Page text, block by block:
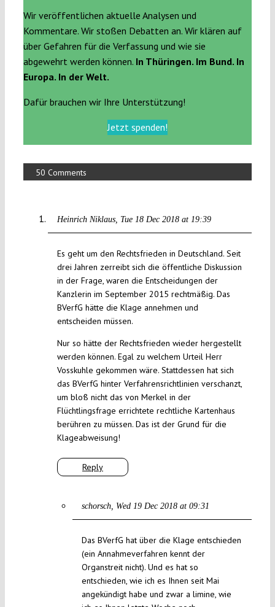
Wir veröffentlichen aktuelle Analysen und
Kommentare. Wir stoßen Debatten an. Wir klären auf
über Gefahren für die Verfassung und wie sie
abgewehrt werden können. In Thüringen. Im Bund. In
Europa. In der Welt.
Dafür brauchen wir Ihre Unterstützung!
Jetzt spenden!
50 Comments
Heinrich Niklaus Tue 18 Dec 2018 at 19:39
Reply
Es geht um den Rechtsfrieden in Deutschland. Seit
drei Jahren zerreibt sich die öffentliche Diskussion
in der Frage, waren die Entscheidungen der
Kanzlerin im September 2015 rechtmäßig. Das
BVerfG hätte die Klage annehmen und
entscheiden müssen.
Nur so hätte der Rechtsfrieden wieder hergestellt
werden können. Egal zu welchem Urteil Herr
Vosskuhle gekommen wäre. Stattdessen hat sich
das BVerfG hinter Verfahrensrichtlinien verschanzt,
um bloß nicht das von Merkel in der
Flüchtlingsfrage errichtete rechtliche Kartenhaus
berühren zu müssen. Das ist der Grund für die
Klageabweisung!
schorsch Wed 19 Dec 2018 at 09:31
Das BVerfG hat über die Klage entschieden
(ein Annahmeverfahren kennt der
Organstreit nicht). Und es hat so
entschieden, wie ich es Ihnen seit Mai
angekündigt habe und zwar a limine, wie